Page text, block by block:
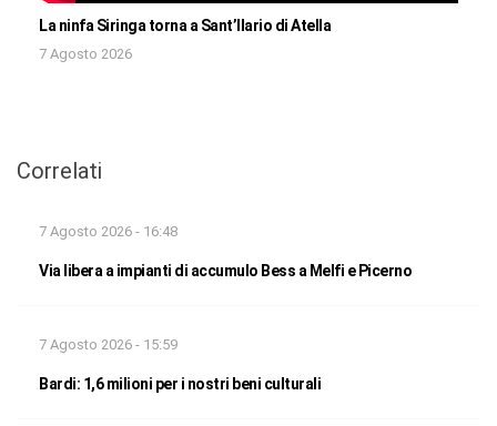
La ninfa Siringa torna a Sant’Ilario di Atella
7 Agosto 2026
Correlati
7 Agosto 2026 - 16:48
Via libera a impianti di accumulo Bess a Melfi e Picerno
7 Agosto 2026 - 15:59
Bardi: 1,6 milioni per i nostri beni culturali